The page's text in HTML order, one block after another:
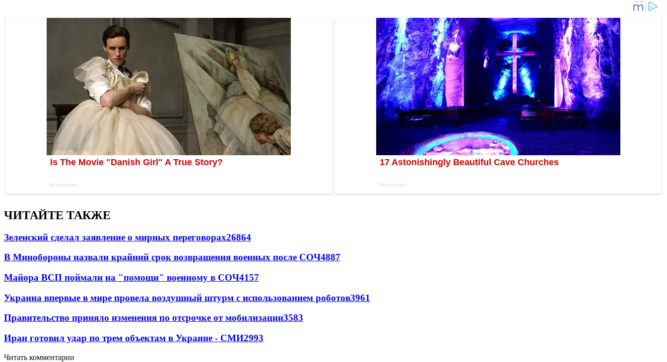
ЧИТАЙТЕ ТАКЖЕ
Зеленский сделал заявление о мирных переговорах26864
В Минобороны назвали крайний срок возвращения военных после СОЧ4887
Майора ВСП поймали на "помощи" военному в СОЧ4157
Украина впервые в мире провела воздушный штурм с использованием роботов3961
Правительство приняло изменения по отсрочке от мобилизации3583
Иран готовил удар по трем объектам в Украине - СМИ2993
Читать комментарии